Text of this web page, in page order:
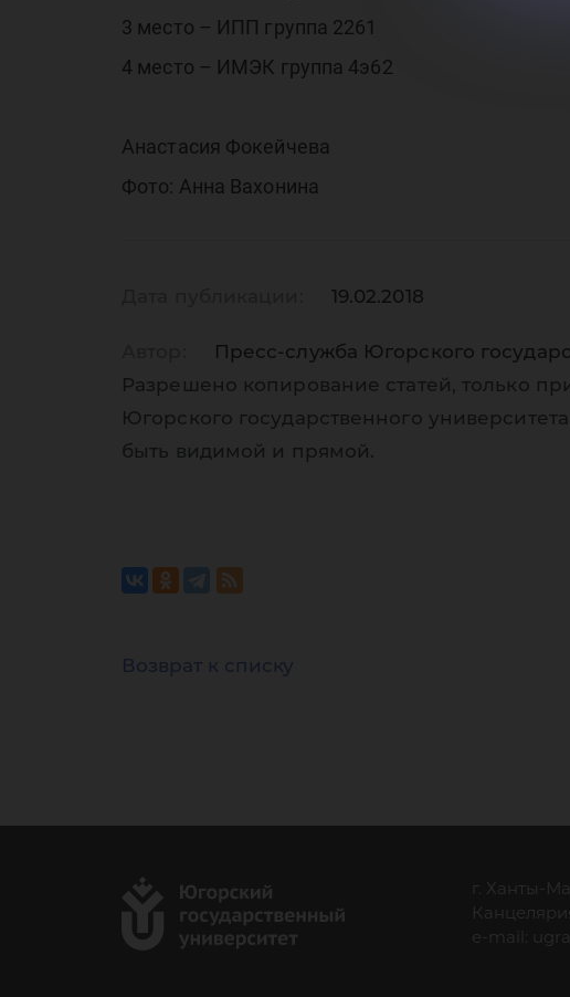
3 место – ИПП группа 2261
4 место – ИМЭК группа 4э62
Анастасия Фокейчева
Фото: Анна Вахонина
19.02.2018
Пресс-служба Югорского
Разрешено копирование статей, только
Югорского государственного
быть видимой и прямой.
Возврат к списку
г. Ханты-
e-mail: